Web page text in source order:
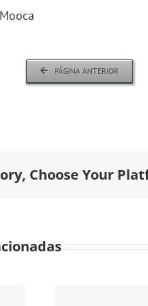
PÁGINA ANTERIOR
Choose Your